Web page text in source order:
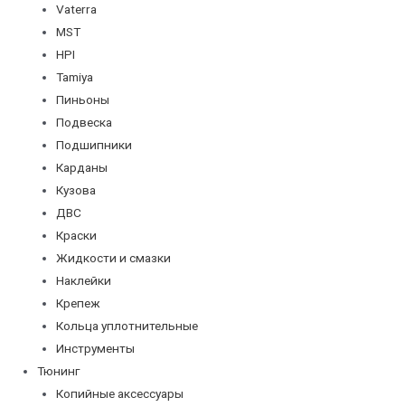
Vaterra
MST
HPI
Tamiya
Пиньоны
Подвеска
Подшипники
Карданы
Кузова
ДВС
Краски
Жидкости и смазки
Наклейки
Крепеж
Кольца уплотнительные
Инструменты
Тюнинг
Копийные аксессуары